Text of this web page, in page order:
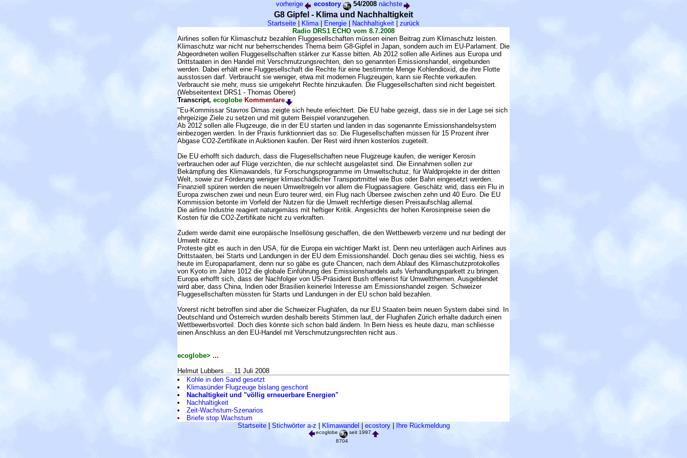
vorherige ecostory 54/2008 nächste
G8 Gipfel - Klima und Nachhaltigkeit
Startseite Klima| Energie Nachhaltigkeit
zurück
Radio DRS1 ECHO vom 8.7.2008
Airlines sollen für Klimaschutz bezahlen Fluggesellschaften müssen einen Beitrag zum Klimaschutz leisten.
Klimaschutz war nicht nur beherrschendes Thema beim G8-Gipfel in Japan, sondern auch im EU-Parlament. Die
Abgeordneten wollen Fluggesellschaften stärker zur Kasse bitten. Ab 2012 sollen alle Airlines aus Europa und
Drittstaaten in den Handel mit Verschmutzungsrechten, den so genannten Emissionshandel, eingebunden
werden. Dabei erhält eine Fluggesellschaft die Rechte für eine bestimmte Menge Kohlendioxid, die ihre Flotte
ausstossen darf. Verbraucht sie weniger, etwa mit modernen Flugzeugen, kann sie Rechte verkaufen.
Verbraucht sie mehr, muss sie umgekehrt Rechte hinzukaufen. Die Fluggesellschaften sind nicht begeistert.
(Webseitentext DRS1 - Thomas Oberer)
Transcript, ecoglobe Kommentare
"Eu-Kommissar Stavros Dimas zeigte sich heute erleichtert. Die EU habe gezeigt, dass sie in der Lage sei sich
ehrgeizige Ziele zu setzen und mit gutem Beispiel voranzugehen.
Ab 2012 sollen alle Flugzeuge, die in der EU starten und landen in das sogenannte Emissionshandelsystem
einbezogen werden. In der Praxis funktionniert das so: Die Flugesellschaften müssen für 15 Prozent ihrer
Abgase CO2-Zertifikate in Auktionen kaufen. Der Rest wird ihnen kostenlos zugeteilt.
Die EU erhofft sich dadurch, dass die Flugesellschaften neue Flugzeuge kaufen, die weniger Kerosin
verbrauchen oder auf Flüge verzichten, die nur schlecht ausgelastet sind. Die Einnahmen sollen zur
Bekämpfung des Klimawandels, für Forschungsprogramme im Umweltschutuz, für Waldprojekte in der dritten
Welt, sowie zur Förderung weniger klimaschädlicher Transportmittel wie Bus oder Bahn eingesetzt werden.
Finanziell spüren werden die neuen Umweltregeln vor allem die Flugpassagiere. Geschätz wrid, dass ein Flu in
Europa zwischen zwei und neun Euro teurer wird, ein Flug nach Übersee zwischen zehn und 40 Euro. Die EU
Kommission betonte im Vorfeld der Nutzen für die Umwelt rechfertige diesen Preisaufschlag allemal.
Die airline Industrie reagiert naturgemäss mit heftiger Kritik. Angesichts der hohen Kerosinpreise seien die
Kosten für die CO2-Zertifikate nicht zu verkraften.
Zudem werde damit eine europäische Insellösung geschaffen, die den Wettbewerb verzerre und nur bedingt der
Umwelt nütze.
Proteste gibt es auch in den USA, für die Europa ein wichtiger Markt ist. Denn neu unterlägen auch Airlines aus
Drittstaaten, bei Starts und Landungen in der EU dem Emissionshandel. Doch genau dies sei wichtig, hiess es
heute im Europaparlament, denn nur so gäbe es gute Chancen, nach dem Ablauf des Klimaschutzprotokolles
von Kyoto im Jahre 1012 die globale Einführung des Emissionshandels aufs Verhandlungsparkett zu bringen.
Europa erhofft sich, dass der Nachfolger von US-Präsident Bush offenerist für Umweltthemen. Ausgeblendet
wird aber, dass China, Indien oder Brasilien keinerlei Interesse am Emissionshandel zeigen. Schweizer
Fluggesellschaften müssten für Starts und Landungen in der EU schon bald bezahlen.
Vorerst nicht betroffen sind aber die Schweizer Flughäfen, da nur EU Staaten beim neuen System dabei sind. In
Deutschland und Österreich wurden deshalb bereits Stimmen laut, der Flughafen Zürich erhalte dadurch einen
Wettbewerbsvorteil. Doch dies könnte sich schon bald ändern. In Bern hiess es heute dazu, man schliesse
einen Anschluss an den EU-Handel mit Verschmutzungsrechten nicht aus.
ecoglobe> ...
Helmut Lubbers ... 11 Juli 2008
Kohle in den Sand gesetzt
Klimasünder Flugzeuge bislang geschont
Nachaltigkeit und "völlig erneuerbare Energien"
Nachhaltigkeit
Zeit-Wachstum-Szenarios
Briefe stop Wachstum
Startseite| Stichwörter a-z| Klimawandel ecostory| Ihre Rückmeldung
ecoglobe
seit 1997
8704